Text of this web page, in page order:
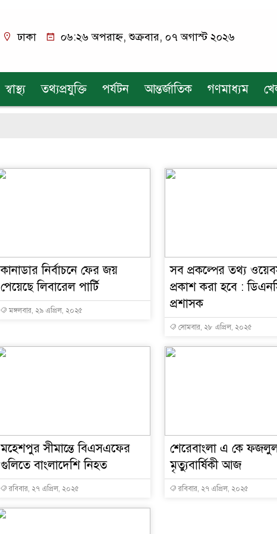
ঢাকা ০৬:২৬ অপরাহ্ন, শুক্রবার, ০৭ অগাস্ট ২০২৬
স্বাস্থ্য তথ্যপ্রযুক্তি পর্যটন আন্তর্জাতিক গণমাধ্যম
কানাডার নির্বাচনে ফের জয়
পেয়েছে লিবারেল পার্টি
মঙ্গলবার, ২৯ এপ্রিল, ২০২৫
সব প্রকল্পের তথ্য
প্রকাশ করা হবে :
প্রশাসক
সোমবার, ২৮ এপ্রিল, ২০২৫
মহেশপুর সীমান্তে বিএসএফের
গুলিতে বাংলাদেশি নিহত
রবিবার, ২৭ এপ্রিল, ২০২৫
শেরেবাংলা এ কে
মৃত্যুবার্ষিকী আজ
রবিবার, ২৭ এপ্রিল, ২০২৫